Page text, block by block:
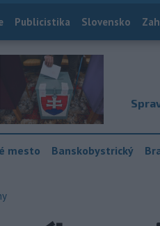
Publicistika Slovensko
mesto Banskobystrický